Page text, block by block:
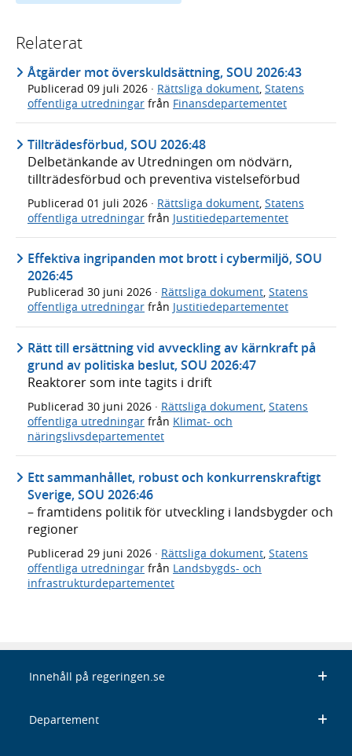
Relaterat
Åtgärder mot överskuldsättning, SOU 2026:43
Publicerad 09 juli 2026 · Rättsliga dokument, Statens
offentliga utredningar från Finansdepartementet
Tillträdesförbud, SOU 2026:48
Delbetänkande av Utredningen om nödvärn,
tillträdesförbud och preventiva vistelseförbud
Publicerad 01 juli 2026 · Rättsliga dokument Statens
offentliga utredningar från Justitiedepartementet
Effektiva ingripanden mot brott i cybermiljö, SOU
2026:45
Publicerad 30 juni 2026 · Rättsliga dokument, Statens
offentliga utredningar från Justitiedepartementet
Rätt till ersättning vid avveckling av kärnkraft på
grund av politiska beslut, SOU 2026:47
Reaktorer som inte tagits i drift
Publicerad 30 juni 2026 · Rättsliga dokument, Statens
offentliga utredningar från Klimat- och
näringslivsdepartementet
Ett sammanhållet, robust och konkurrenskraftigt
Sverige, SOU 2026:46
– framtidens politik för utveckling i landsbygder och
regioner
Publicerad 29 juni 2026 · Rättsliga dokument Statens
offentliga utredningar från Landsbygds- och
infrastrukturdepartementet
Innehåll på regeringen.se
Departement